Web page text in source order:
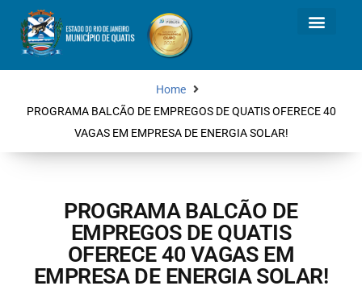
Home
PROGRAMA BALCÃO DE EMPREGOS DE QUATIS OFERECE 40
VAGAS EM EMPRESA DE ENERGIA SOLAR!
PROGRAMA BALCÃO DE
EMPREGOS DE QUATIS
OFERECE 40 VAGAS EM
EMPRESA DE ENERGIA SOLAR!